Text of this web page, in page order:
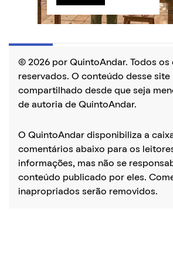
© 2026 por QuintoAndar. Todos os
reservados. O conteúdo desse site
compartilhado desde que seja
de autoria de QuintoAndar.
O QuintoAndar disponibiliza a
comentários abaixo para os
informações, mas não se
conteúdo publicado por eles.
inapropriados serão removidos.